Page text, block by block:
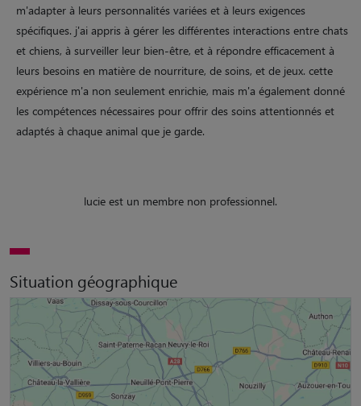
m'adapter à leurs personnalités variées et à leurs exigences
spécifiques. j'ai appris à gérer les différentes interactions entre chats
et chiens, à surveiller leur bien-être, et à répondre efficacement à
leurs besoins en matière de nourriture, de soins, et de jeux. cette
expérience m'a non seulement enrichie, mais m'a également donné
les compétences nécessaires pour offrir des soins attentionnés et
adaptés à chaque animal que je garde.
lucie est un membre non professionnel.
Situation géographique